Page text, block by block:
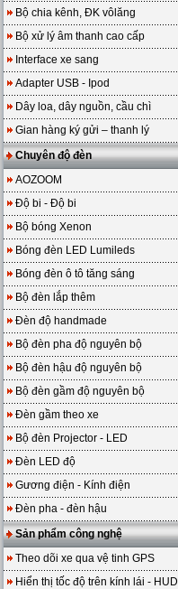
Bộ chia kênh, ĐK vôlăng
Bộ xử lý âm thanh cao cấp
Interface xe sang
Adapter USB - Ipod
Dây loa, dây nguồn, cầu chì
Gian hàng ký gửi – thanh lý
Chuyên độ đèn
AOZOOM
Độ bi - Độ bi
Bộ bóng Xenon
Bóng đèn LED Lumileds
Bóng đèn ô tô tăng sáng
Bộ đèn lắp thêm
Đèn độ handmade
Bộ đèn pha độ nguyên bộ
Bộ đèn hậu độ nguyên bộ
Bộ đèn gầm độ nguyên bộ
Đèn gầm theo xe
Bộ đèn Projector - LED
Đèn LED độ
Gương điện - Kính điện
Đèn pha - đèn hậu
Sản phẩm công nghệ
Theo dõi xe qua vệ tinh GPS
Hiển thị tốc độ trên kính lái - HUD